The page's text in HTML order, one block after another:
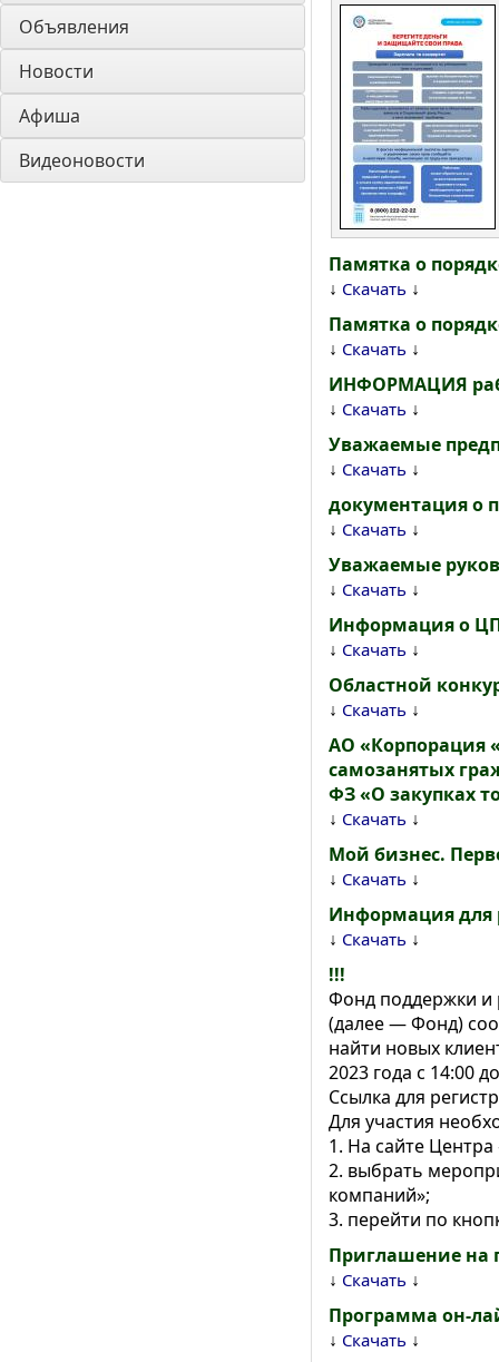
Объявления
Новости
Афиша
Видеоновости
Памятка о
↓ Скачать ↓
Памятка о
↓ Скачать ↓
ИНФОРМАЦИЯ
↓ Скачать ↓
Уважаемые
↓ Скачать ↓
документация о
↓ Скачать ↓
Уважаемые
↓ Скачать ↓
Информация о
↓ Скачать ↓
Областной
↓ Скачать ↓
АО «Корпорация
самозанятых
ФЗ «О закупках
↓ Скачать ↓
Мой бизнес.
↓ Скачать ↓
Информация для
↓ Скачать ↓
!!!
Фонд поддержки и
(далее — Фонд)
найти новых
2023 года с 14:00
Ссылка для
Для участия
1. На сайте
2. выбрать
компаний»;
3. перейти по
Приглашение на
↓ Скачать ↓
Программа он-
↓ Скачать ↓